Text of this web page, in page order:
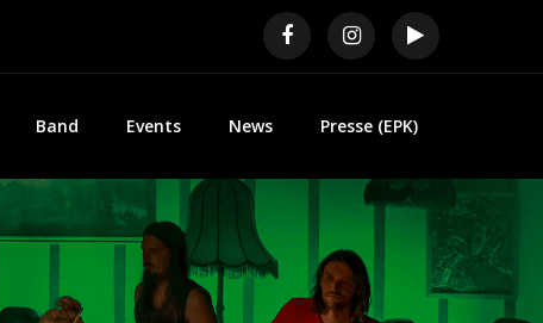
Band Events News Presse (EPK)